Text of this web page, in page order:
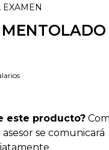
EXAMEN
este producto?
se comunicará